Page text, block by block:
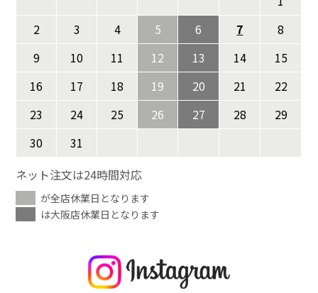
2
3 4 5 6 7
8
9
10 11 12 13 14
15
16
17 18 19 20 21
22
23
24 25 26 27 28
29
30
31
ネット注文は24時間対応
が全店休業日となります
は大阪店休業日となります